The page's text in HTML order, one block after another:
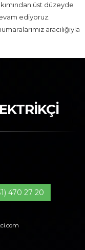
üst düzeyde
ediyoruz.
aracılığıyla
470 27 20